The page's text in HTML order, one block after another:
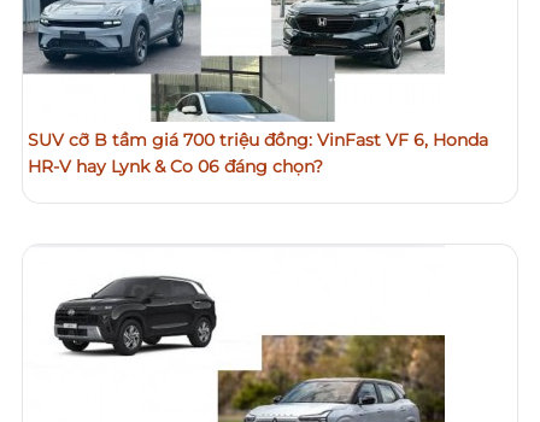
SUV cỡ B tầm giá 700 triệu đồng: VinFast VF 6, Honda
HR-V hay Lynk & Co 06 đáng chọn?